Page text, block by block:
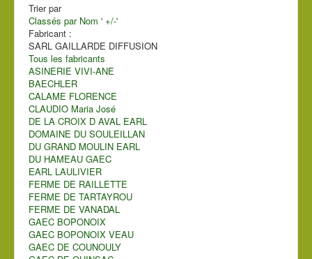
Trier par
Classés par Nom ' +/-'
Fabricant :
SARL GAILLARDE DIFFUSION
Tous les fabricants
ASINERIE VIVI-ANE
BAECHLER
CALAME FLORENCE
CLAUDIO Maria José
DE LA CROIX D AVAL EARL
DOMAINE DU SOULEILLAN
DU GRAND MOULIN EARL
DU HAMEAU GAEC
EARL LAULIVIER
FERME DE RAILLETTE
FERME DE TARTAYROU
FERME DE VANADAL
GAEC BOPONOIX
GAEC BOPONOIX VEAU
GAEC DE COUNOULY